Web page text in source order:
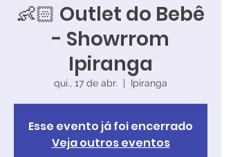
👶🏻 Outlet do Bebê
- Showrrom
Ipiranga
qui., 17 de abr. Ipiranga
Esse evento já foi encerrado
Veja outros eventos